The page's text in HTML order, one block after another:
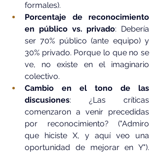
formales).
Porcentaje de reconocimiento
en público vs. privado: Debería
ser 70% público (ante equipo) y
30% privado. Porque lo que no se
ve, no existe en el imaginario
colectivo.
Cambio en el tono de las
discusiones: ¿Las críticas
comenzaron a venir precedidas
por reconocimiento? ("Admiro
que hiciste X, y aquí veo una
oportunidad de mejorar en Y").